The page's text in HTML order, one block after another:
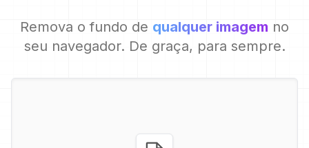
Remova o fundo de qualquer imagem no
seu navegador. De graça, para sempre.